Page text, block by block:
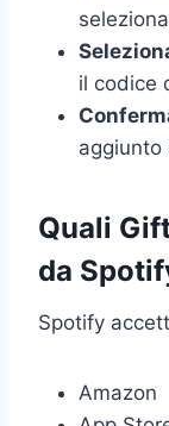
il codice
aggiunto
Quali
da
Spotify
Amazon